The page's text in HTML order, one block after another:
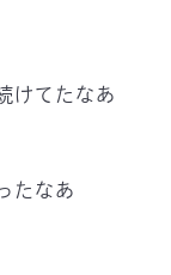
けてたなあ
たなあ